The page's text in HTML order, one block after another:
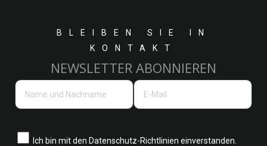
BLEIBEN SIE IN
KONTAKT
NEWSLETTER ABONNIEREN
Ich bin mit den Datenschutz-Richtlinien einverstanden.